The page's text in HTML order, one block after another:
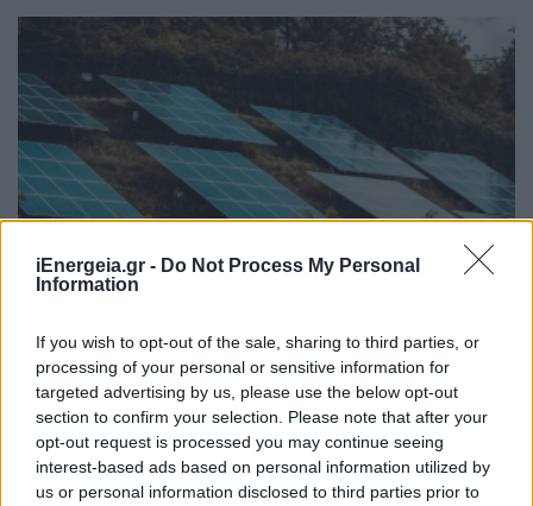
iEnergeia.gr - Do Not Process My Personal
Information
If you wish to opt-out of the sale, sharing to third parties, or
processing of your personal or sensitive information for
targeted advertising by us, please use the below opt-out
section to confirm your selection. Please note that after your
opt-out request is processed you may continue seeing
interest-based ads based on personal information utilized by
us or personal information disclosed to third parties prior to
ΑΝΑΝΕΩΣΙΜΕΣ ΠΗΓΕΣ ΕΝΕΡΓΕΙΑΣ
Σύλλογος ΕΠΑΦΗ: Γιατί προηγείται η
αντλησιοταμίευση της μπαταρίας που μπορεί
να μπει αύριο
24/07/2026 - 08:18